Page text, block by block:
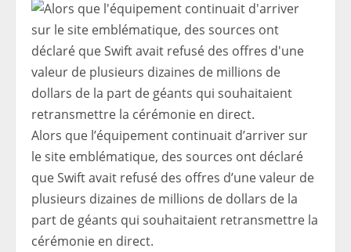
Alors que l’équipement continuait d’arriver sur
le site emblématique, des sources ont déclaré
que Swift avait refusé des offres d’une valeur de
plusieurs dizaines de millions de dollars de la
part de géants qui souhaitaient retransmettre la
cérémonie en direct.